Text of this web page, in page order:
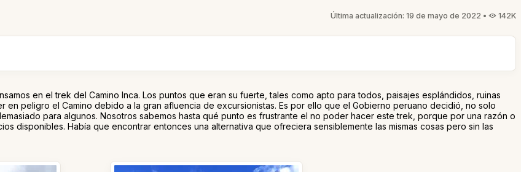
Última actualización: 19 de mayo de 2022 • 142K
en el trek del Camino Inca. Los puntos que eran su fuerte, tales como apto para todos, paisajes esplándidos, ruinas
peligro el Camino debido a la gran afluencia de excursionistas. Es por ello que el Gobierno peruano decidió, no solo
para algunos. Nosotros sabemos hasta qué punto es frustrante el no poder hacer este trek, porque por una razón o
disponibles. Había que encontrar entonces una alternativa que ofreciera sensiblemente las mismas cosas pero sin las